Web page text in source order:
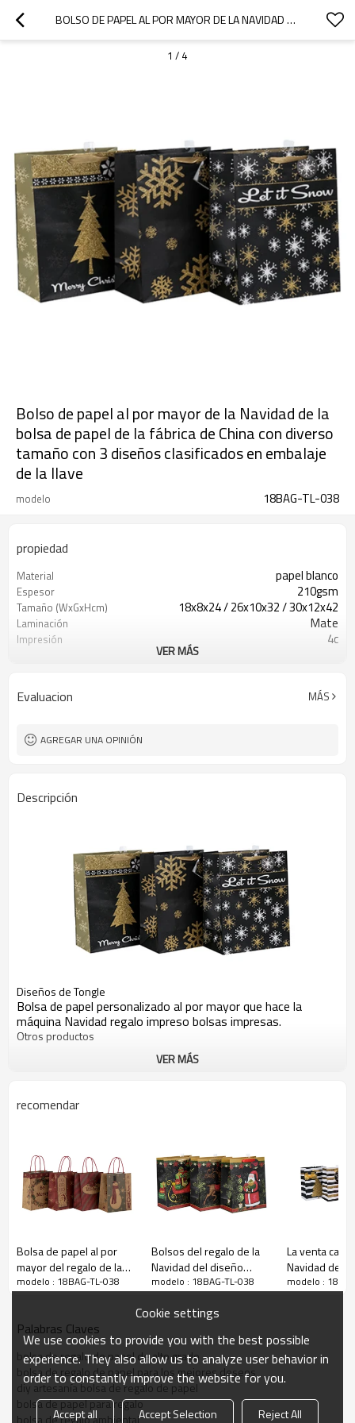
BOLSO DE PAPEL AL POR MAYOR DE LA NAVIDAD DE LA BOLSA DE PAPEL DE LA FÁBRICA DE CHINA CON DIVERSO TAMAÑO CON 3 DISEÑOS CLASIFICADOS EN EMBALAJE DE LA LLAVE
1 / 4
Bolso de papel al por mayor de la Navidad de la
bolsa de papel de la fábrica de China con diverso
tamaño con 3 diseños clasificados en embalaje
de la llave
modelo 18BAG-TL-038
propiedad
Material papel blanco
Espesor 210gsm
Tamaño (WxGxHcm) 18x8x24 / 26x10x32 / 30x12x42
Laminación Mate
Impresión 4c
VER MÁS
Evaluacion MÁS
AGREGAR UNA OPINIÓN
Descripción
Diseños de Tongle
Bolsa de papel personalizado al por mayor que hace la
máquina Navidad regalo impreso bolsas impresas.
Otros productos
Bolsas deregalo denavidad
VER MÁS
recomendar
Bolsa de papel al por
mayor del regalo de las
compras de Brown Kraft
de la llave
modelo : 18BAG-TL-038
Bolsos del regalo de la
Navidad del diseño
único de la última llegada
3 diseños clasificados
modelo : 18BAG-TL-038
La venta
Navidad del
lujo recicla
de la llave
modelo :
Palabras Claves
bolsa de regalo de papel de alto grado
bolsa de regalo de papel para los mejores deseos
diy artesanía bolsa de regalo de papel
bolsa de papel para regalo
bolsa de regalo ambiental
Cookie settings
We use cookies to provide you with the best possible
experience. They also allow us to analyze user behavior in
order to constantly improve the website for you.
Accept all Accept Selection Reject All